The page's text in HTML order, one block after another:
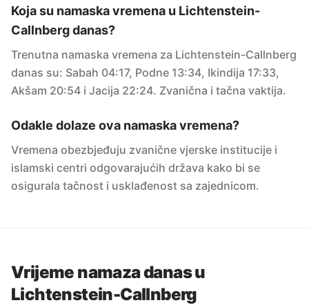
Koja su namaska vremena u Lichtenstein-
Callnberg danas?
Trenutna namaska vremena za Lichtenstein-Callnberg
danas su: Sabah 04:17, Podne 13:34, Ikindija 17:33,
Akšam 20:54 i Jacija 22:24. Zvanična i tačna vaktija.
Odakle dolaze ova namaska vremena?
Vremena obezbjeđuju zvanične vjerske institucije i
islamski centri odgovarajućih država kako bi se
osigurala tačnost i usklađenost sa zajednicom.
Vrijeme namaza danas u
Lichtenstein-Callnberg